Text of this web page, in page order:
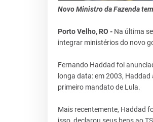
Novo Ministro da Fazenda
Porto Velho, RO - Na última
integrar ministérios do novo
Fernando Haddad foi
longa data: em 2003,
primeiro mandato de Lula.
Mais recentemente, Haddad